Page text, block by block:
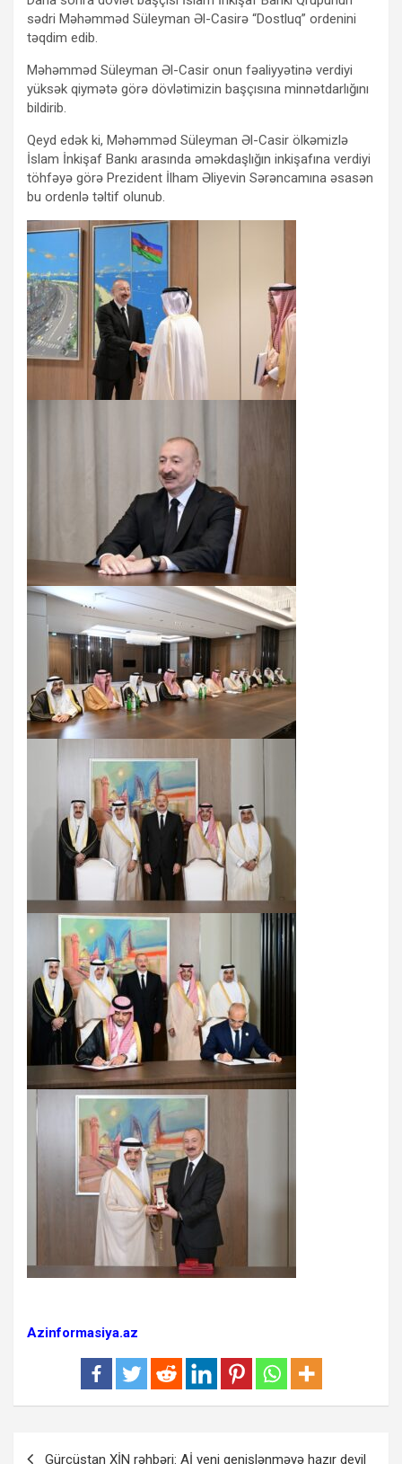
sədri Məhəmməd Süleyman Əl-Casirə “Dostluq” ordenini
təqdim edib.
Məhəmməd Süleyman Əl-Casir onun fəaliyyətinə verdiyi
yüksək qiymətə görə dövlətimizin başçısına minnətdarlığını
bildirib.
Qeyd edək ki, Məhəmməd Süleyman Əl-Casir ölkəmizlə
İslam İnkişaf Bankı arasında əməkdaşlığın inkişafına verdiyi
töhfəyə görə Prezident İlham Əliyevin Sərəncamına əsasən
bu ordenlə təltif olunub.
Azinformasiya.az
Gürcüstan XİN rəhbəri: Aİ yeni genişlənməyə hazır deyil